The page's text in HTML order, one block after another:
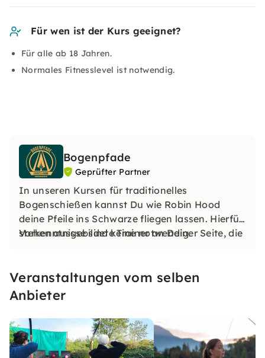
Für wen ist der Kurs geeignet?
Für alle ab 18 Jahren.
Normales Fitnesslevel ist notwendig.
Bogenpfade
Geprüfter Partner
In unseren Kursen für traditionelles
Bogenschießen kannst Du wie Robin Hood
deine Pfeile ins Schwarze fliegen lassen. Hierfür
stehen ausgebildete Trainer an Deiner Seite, die
Vorkenntnisse sind keine notwendig.
Veranstaltungen vom selben
Anbieter